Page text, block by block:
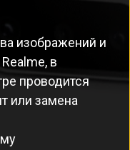
изображений и
в
проводится
или замена